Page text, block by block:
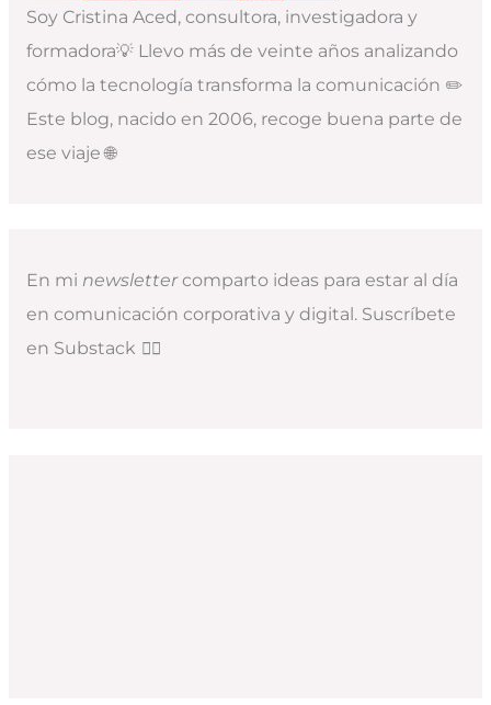
Soy Cristina Aced, consultora, investigadora y
formadora💡 Llevo más de veinte años analizando
cómo la tecnología transforma la comunicación ✏️
Este blog, nacido en 2006, recoge buena parte de
ese viaje 🌐
En mi newslettercomparto ideas para estar al día
en comunicación corporativa y digital. Suscríbete
en Substack 👇🏻